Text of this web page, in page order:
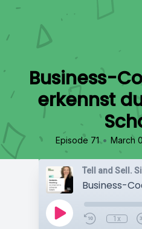
Business-
erkennst
Episode 71 • March
1x